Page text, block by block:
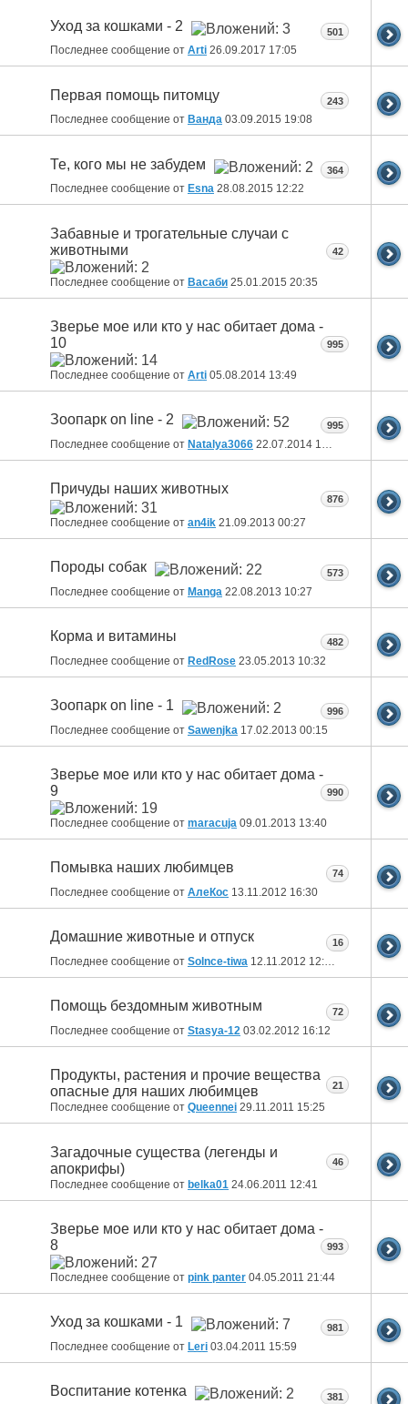
Уход за кошками - 2
Последнее сообщение от Arti 26.09.2017 17:05
501
Первая помощь питомцу
Последнее сообщение от Ванда 03.09.2015 19:08
243
Те, кого мы не забудем
Последнее сообщение от Esna 28.08.2015 12:22
364
Забавные и трогательные случаи с
животными
Последнее сообщение от Васаби 25.01.2015 20:35
42
Зверье мое или кто у нас обитает дома -
10
Последнее сообщение от Arti 05.08.2014 13:49
995
Зоопарк on line - 2
Последнее сообщение от Natalya3066 22.07.2014 17:00
995
Причуды наших животных
Последнее сообщение от an4ik 21.09.2013 00:27
876
Породы собак
Последнее сообщение от Manga 22.08.2013 10:27
573
Корма и витамины
Последнее сообщение от RedRose 23.05.2013 10:32
482
Зоопарк on line - 1
Последнее сообщение от Sawenjka 17.02.2013 00:15
996
Зверье мое или кто у нас обитает дома -
9
Последнее сообщение от maracuja 09.01.2013 13:40
990
Помывка наших любимцев
Последнее сообщение от АлеКос 13.11.2012 16:30
74
Домашние животные и отпуск
Последнее сообщение от Solnce-tiwa 12.11.2012 12:53
16
Помощь бездомным животным
Последнее сообщение от Stasya-12 03.02.2012 16:12
72
Продукты, растения и прочие вещества
опасные для наших любимцев
Последнее сообщение от Queennei 29.11.2011 15:25
21
Загадочные существа (легенды и
апокрифы)
Последнее сообщение от belka01 24.06.2011 12:41
46
Зверье мое или кто у нас обитает дома -
8
Последнее сообщение от pink panter 04.05.2011 21:44
993
Уход за кошками - 1
Последнее сообщение от Leri 03.04.2011 15:59
981
Воспитание котенка 381